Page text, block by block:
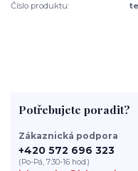
Číslo produktu:
Potřebujete poradit?
Zákaznická podpora
+420 572 696 323
(Po-Pá, 7:30-16 hod.)